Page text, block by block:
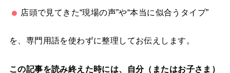
店頭で見てきた“現場の声”や“本当に似合うタイプ”
を、専門用語を使わずに整理してお伝えします。
この記事を読み終えた時には、自分（またはお子さま）